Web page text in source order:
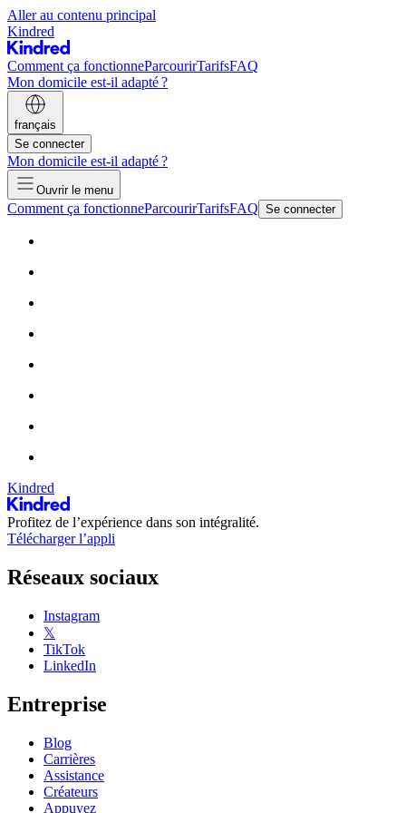
Aller au contenu principal
Kindred
Comment ça fonctionneParcourirTarifsFAQ
Mon domicile est-il adapté ?
français
Se connecter
Mon domicile est-il adapté ?
Ouvrir le menu
Comment ça fonctionneParcourirTarifsFAQ Se connecter
Kindred
Profitez de l’expérience dans son intégralité.
Télécharger l’appli
Réseaux sociaux
Instagram
𝕏
TikTok
LinkedIn
Entreprise
Blog
Carrières
Assistance
Créateurs
Appuyez